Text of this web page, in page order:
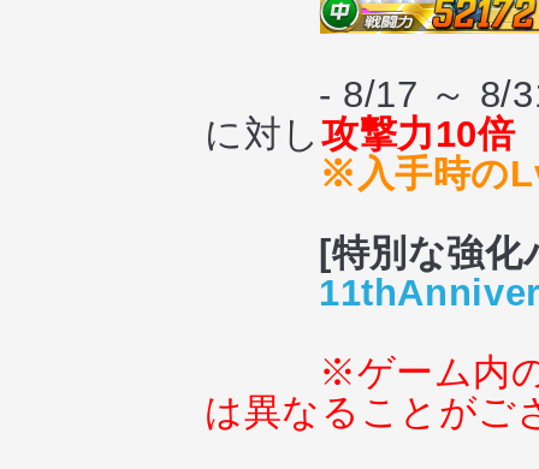
- 8/17 ～ 8/31
に対し 攻撃力10倍
※入手時の
[特別な強化
※ゲーム内
は異なることがご